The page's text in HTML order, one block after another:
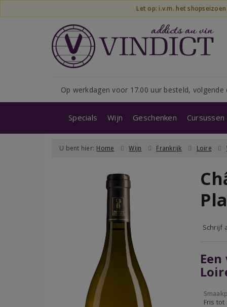
Let op: i.v.m. het
Op werkdagen voor 17.00 uur besteld, volgende
Specials Wijn Geschenken
U bent hier: Home Wijn Frankrijk Loire
Schrijf
Fris